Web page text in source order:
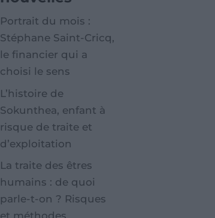
Portrait du mois :
Stéphane Saint-Cricq,
le financier qui a
choisi le sens
L’histoire de
Sokunthea, enfant à
risque de traite et
d’exploitation
La traite des êtres
humains : de quoi
parle-t-on ? Risques